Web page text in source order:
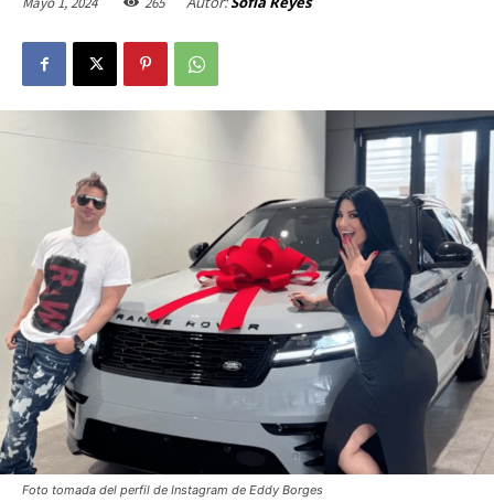
Foto tomada del perfil de Instagram de Eddy Borges